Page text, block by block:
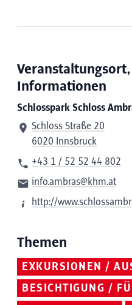
Informationen
Schlosspark Schloss
Schloss Straße 20
6020 Innsbruck
+43 1 / 52 52 44 802
info.ambras@khm.at
http://
Themen
EXKURSIONEN /
BESICHTIGUNG /